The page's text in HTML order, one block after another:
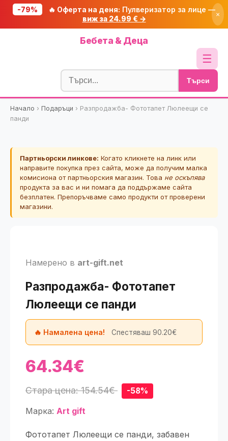
-79% 🔥 Оферта на деня: Пулверизатор за лице —
виж за 24.99 € →
×
Бебета & Деца
☰
Блог
🧮 Калкулатори
🔍 Намери продукт
🎟️ Купони
Търси
Начало › Подаръци › Разпродажба- Фототапет Люлеещи се
панди
Партньорски линкове: Когато кликнете на линк или
направите покупка през сайта, може да получим малка
комисиона от партньорския магазин. Това не оскъпява
продукта за вас и ни помага да поддържаме сайта
безплатен. Препоръчваме само продукти от проверени
магазини.
Намерено в art-gift.net
Разпродажба- Фототапет
Люлеещи се панди
🔥 Намалена цена! Спестяваш 90.20€
64.34€
Стара цена: 154.54€ -58%
Марка: Art gift
Фототапет Люлеещи се панди, забавен